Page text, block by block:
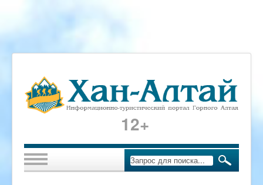
12+